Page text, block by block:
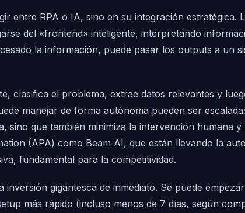
entre RPA o IA, sino en su integración estratégica.
del «frontend» inteligente, interpretando
la información, puede pasar los outputs a un
clasifica el problema, extrae datos relevantes y
manejar de forma autónoma pueden ser
sino que también minimiza la intervención humana
(APA) como Beam AI, que están llevando la
fundamental para la competitividad.
gigantesca de inmediato. Se puede
más rápido (incluso menos de 7 días, según